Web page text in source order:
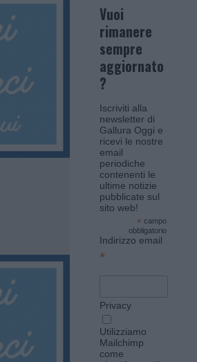
Vuoi
rimanere
sempre
aggiornato
?
Iscriviti alla
newsletter di
Gallura Oggi e
ricevi le nostre
email
periodiche
contenenti le
ultime notizie
pubblicate sul
sito web!
* campo
obbligatorio
Indirizzo email
*
Privacy
Utilizziamo
Mailchimp
come